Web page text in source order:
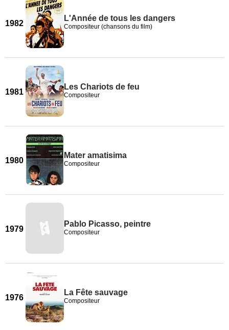
1982
L'Année de tous les dangers
Compositeur (chansons du film)
1981
Les Chariots de feu
Compositeur
1980
Mater amatisima
Compositeur
1979
Pablo Picasso, peintre
Compositeur
1976
La Fête sauvage
Compositeur